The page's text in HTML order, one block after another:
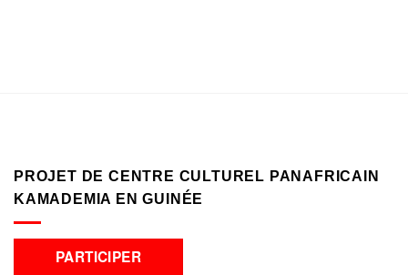
PROJET DE CENTRE CULTUREL PANAFRICAIN
KAMADEMIA EN GUINÉE